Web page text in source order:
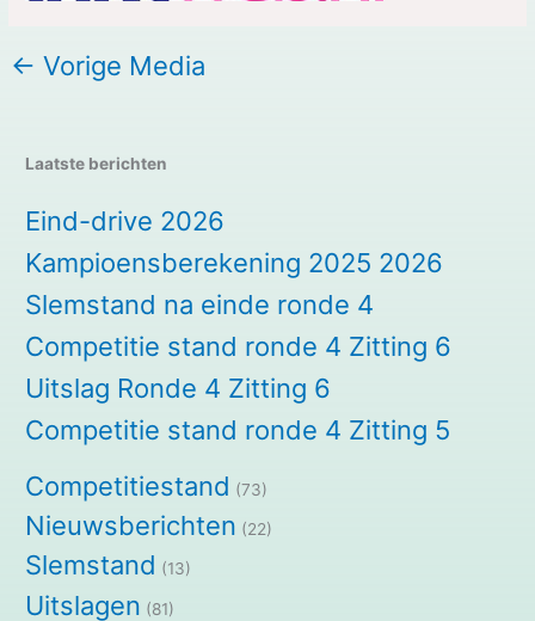
← Vorige Media
Laatste berichten
Eind-drive 2026
Kampioensberekening 2025 2026
Slemstand na einde ronde 4
Competitie stand ronde 4 Zitting 6
Uitslag Ronde 4 Zitting 6
Competitie stand ronde 4 Zitting 5
Competitiestand (73)
Nieuwsberichten (22)
Slemstand (13)
Uitslagen (81)